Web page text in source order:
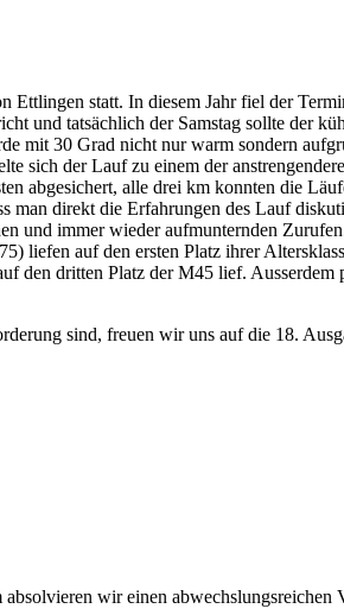
Ettlingen statt. In diesem Jahr fiel der
und tatsächlich der Samstag sollte der
mit 30 Grad nicht nur warm sondern
sich der Lauf zu einem der
abgesichert, alle drei km konnten die
man direkt die Erfahrungen des Lauf
und immer wieder aufmunternden
liefen auf den ersten Platz ihrer
den dritten Platz der M45 lief.
sind, freuen wir uns auf die 18.
wir einen